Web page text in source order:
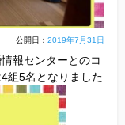
公開日： 2019年7月31日
報センターとのコ
組5名となりました